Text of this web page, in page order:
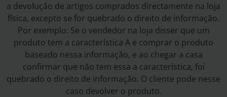
a devolução de artigos comprados directamente na loja
física, excepto se for quebrado o direito de informação.
Por exemplo: Se o vendedor na loja disser que um
produto tem a característica A e comprar o produto
baseado nessa informação, e ao chegar a casa
confirmar que não tem essa a característica, foi
quebrado o direito de informação. O cliente pode nesse
caso devolver o produto.